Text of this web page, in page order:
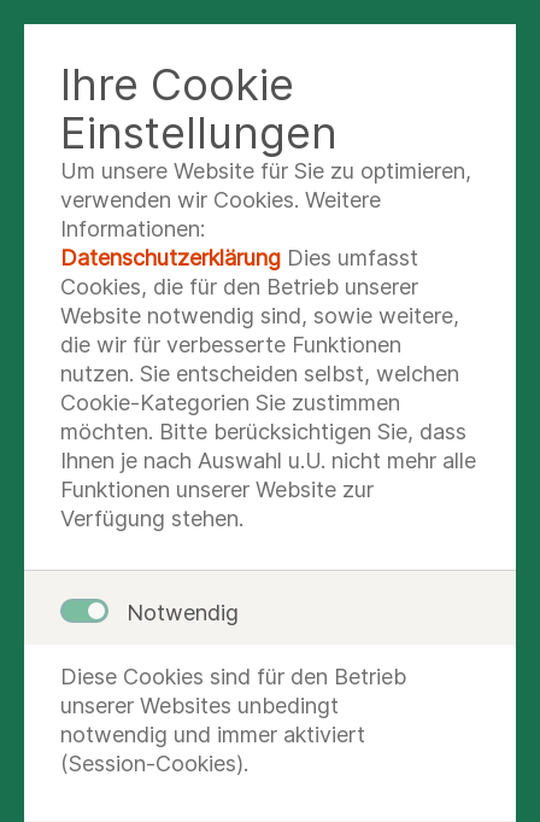
Rena Nissen
Chefarztsekretariat
Ihre Cookie
Einstellungen
Um unsere Website für Sie zu optimieren,
verwenden wir Cookies. Weitere
Informationen:
Datenschutzerklärung Dies umfasst
Cookies, die für den Betrieb unserer
Website notwendig sind, sowie weitere,
die wir für verbesserte Funktionen
nutzen. Sie entscheiden selbst, welchen
Cookie-Kategorien Sie zustimmen
möchten. Bitte berücksichtigen Sie, dass
Ihnen je nach Auswahl u.U. nicht mehr alle
Funktionen unserer Website zur
Verfügung stehen.
Notwendig
Diese Cookies sind für den Betrieb
unserer Websites unbedingt
notwendig und immer aktiviert
(Session-Cookies).